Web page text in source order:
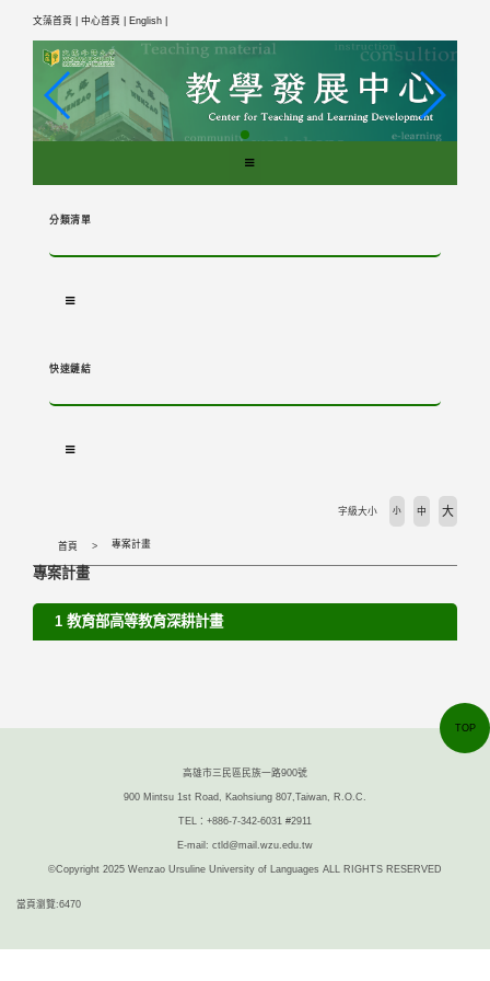
文藻首頁 | 中心首頁 | English |
分類清單
快速鏈結
首頁 專案計畫
字級大小 小 中 大
專案計畫
1 教育部高等教育深耕計畫
高雄市三民區民族一路900號
900 Mintsu 1st Road, Kaohsiung 807,Taiwan, R.O.C.
TEL：+886-7-342-6031 #2911
E-mail: ctld@mail.wzu.edu.tw
©Copyright 2025 Wenzao Ursuline University of Languages ALL RIGHTS RESERVED
當頁瀏覽:6470
TOP